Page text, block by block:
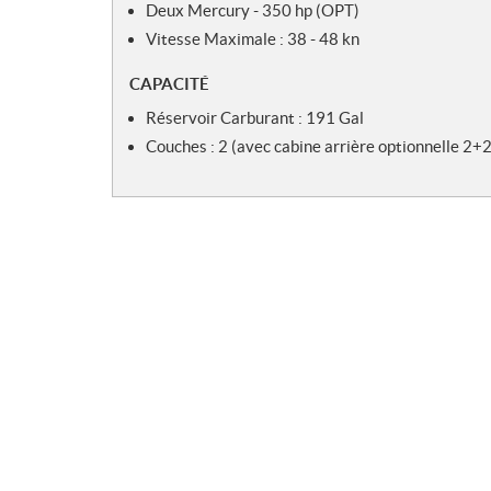
Deux Mercury - 350 hp (OPT)
Vitesse Maximale : 38 - 48 kn
CAPACITÉ
Réservoir Carburant : 191 Gal
Couches : 2 (avec cabine arrière optionnelle